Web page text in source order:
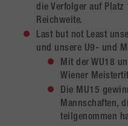
die Verfolger auf
Reichweite.
Last but not Least
und unsere U9- und
Mit der WU18
Wiener
Die MU15
Mannschaften,
teilgenommen